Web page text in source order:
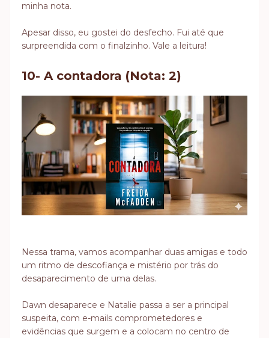
minha nota.
Apesar disso, eu gostei do desfecho. Fui até que
surpreendida com o finalzinho. Vale a leitura!
10- A contadora (Nota: 2)
Nessa trama, vamos acompanhar duas amigas e todo
um ritmo de descofiança e mistério por trás do
desaparecimento de uma delas.
Dawn desaparece e Natalie passa a ser a principal
suspeita, com e-mails comprometedores e
evidências que surgem e a colocam no centro de